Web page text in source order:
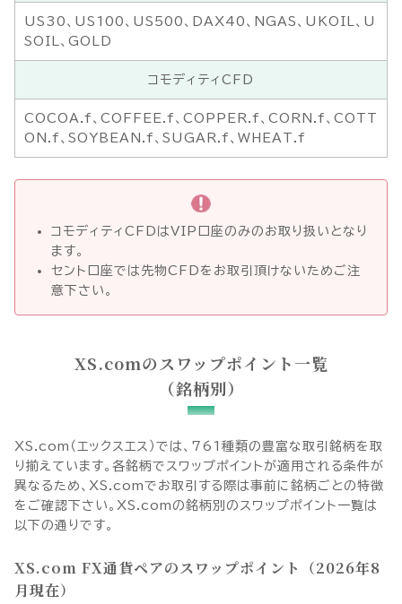
US30、US100、US500、DAX40、NGAS、UKOIL、U
SOIL、GOLD
コモディティCFD
COCOA.f、COFFEE.f、COPPER.f、CORN.f、COTT
ON.f、SOYBEAN.f、SUGAR.f、WHEAT.f
コモディティCFDはVIP口座のみのお取り扱いとなり
ます。
セント口座では先物CFDをお取引頂けないためご注
意下さい。
XS.comのスワップポイント一覧
（銘柄別）
XS.com（エックスエス）では、 761 種類の豊富な取引銘柄を取
り揃えています。各銘柄でスワップポイントが適用される条件が
異なるため、XS.comでお取引する際は事前に銘柄ごとの特徴
をご確認下さい。XS.comの銘柄別のスワップポイント一覧は
以下の通りです。
XS.com FX通貨ペアのスワップポイント（2026年8
月現在）